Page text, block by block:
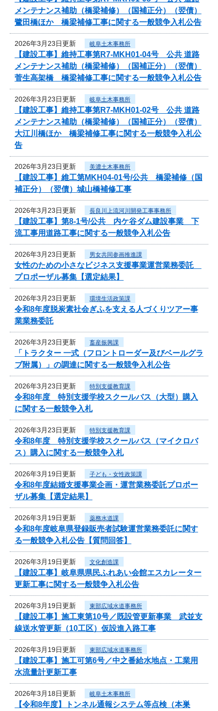
メンテナンス補助（橋梁補修）（国補正分）（翌債）
鷺田橋ほか 橋梁補修工事に関する一般競争入札公告
2026年3月23日更新 岐阜土木事務所
【建設工事】維持工事第R7-MKH01-04号 公共 道路
メンテナンス補助（橋梁補修）（国補正分）（翌債）
菅生高架橋 橋梁補修工事に関する一般競争入札公告
2026年3月23日更新 岐阜土木事務所
【建設工事】維持工事第R7-MKH01-02号 公共 道路
メンテナンス補助（橋梁補修）（国補正分）（翌債）
大江川橋ほか 橋梁補修工事に関する一般競争入札公
告
2026年3月23日更新 美濃土木事務所
【建設工事】維工第MKH04-01号/公共 橋梁補修（国
補正分）（翌債）城山橋補修工事
2026年3月23日更新 長良川上流河川開発工事事務所
【建設工事】第8-1号/公共 内ケ谷ダム建設事業 下
流工事用道路工事に関する一般競争入札公告
2026年3月23日更新 男女共同参画推進課
女性のための小さなビジネス支援事業運営業務委託
プロポーザル募集【選定結果】
2026年3月23日更新 環境生活政策課
令和8年度脱炭素社会ぎふを支える人づくりツアー事
業業務委託
2026年3月23日更新 畜産振興課
「トラクター 一式（フロントローダー及びベールグラ
ブ附属）」の調達に関する一般競争入札公告
2026年3月23日更新 特別支援教育課
令和8年度 特別支援学校スクールバス（大型）購入
に関する一般競争入札
2026年3月23日更新 特別支援教育課
令和8年度 特別支援学校スクールバス（マイクロバ
ス）購入に関する一般競争入札
2026年3月19日更新 子ども・女性政策課
令和8年度結婚支援事業企画・運営業務委託プロポー
ザル募集【選定結果】
2026年3月19日更新 薬務水道課
令和8年度岐阜県登録販売者試験運営業務委託に関す
る一般競争入札公告【質問回答】
2026年3月19日更新 文化創造課
【建設工事】岐阜県県民ふれあい会館エスカレーター
更新工事に関する一般競争入札公告
2026年3月19日更新 東部広域水道事務所
【建設工事】施工東第10号／既設管更新事業 武並支
線送水管更新（10工区）仮設進入路工事
2026年3月19日更新 東部広域水道事務所
【建設工事】施工可第6号／中之番給水地点・工業用
水流量計更新工事
2026年3月18日更新 岐阜土木事務所
【令和8年度】トンネル通報システム等点検（本巣